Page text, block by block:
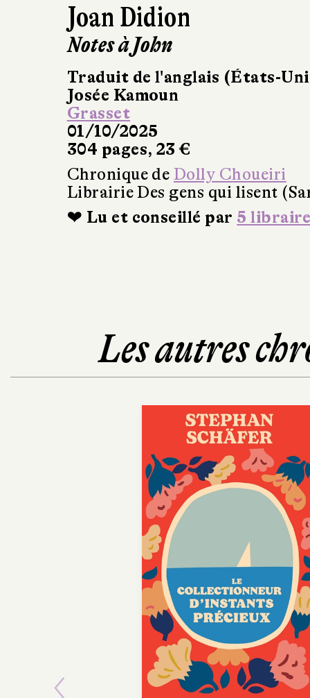
Joan Didion
Notes à John
Traduit de l'anglais (États-
Josée Kamoun
Grasset
01/10/2025
304 pages, 23 €
Chronique de Dolly Choueiri
Librairie Des gens qui lisent
❤ Lu et conseillé par 5
Les autres
Previous